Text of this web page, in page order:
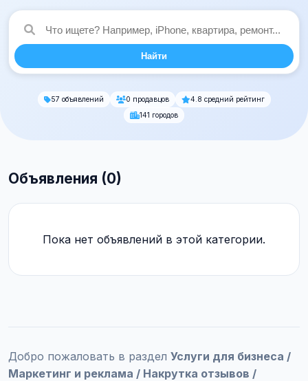
Найти
57 объявлений 0 продавцов
4.8 средний рейтинг
141 городов
Объявления (0)
Пока нет объявлений в этой категории.
Добро пожаловать в раздел Услуги для бизнеса /
Маркетинг и реклама / Накрутка отзывов /